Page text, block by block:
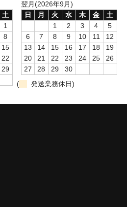
土
1
8
15
22
29
翌月(2026年9月)
日
月 火 水 木 金
土
1
2 3 4
5
6
7 8 9 10 11
12
13
14 15 16 17 18
19
20
21 22 23 24 25
26
27
28 29
30
(
発送業務休日)